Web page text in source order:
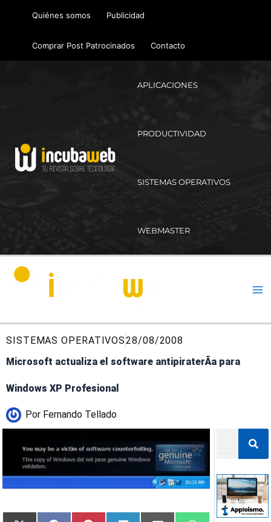
Quiénes somos Publicidad
Comprar Post Patrocinados Contacto
APLICACIONES
PRODUCTIVIDAD
SISTEMAS OPERATIVOS
WEBMASTER
SISTEMAS OPERATIVOS28/08/2008
Microsoft actualiza el software antipiraterÃ­a para
Windows XP Profesional
Por Fernando Tellado